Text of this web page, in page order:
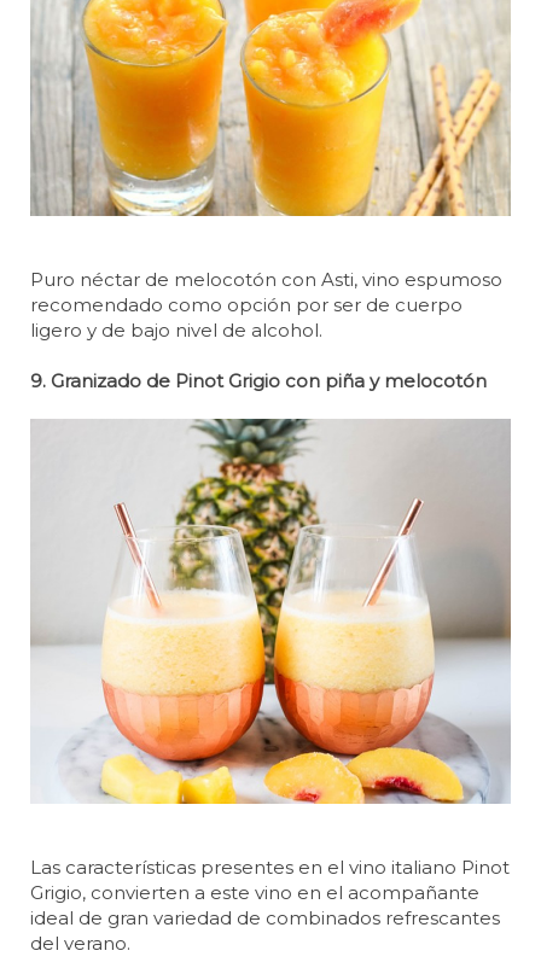
Puro néctar de melocotón con Asti, vino espumoso
recomendado como opción por ser de cuerpo
ligero y de bajo nivel de alcohol.
9. Granizado de Pinot Grigio con piña y melocotón
Las características presentes en el vino italiano Pinot
Grigio, convierten a este vino en el acompañante
ideal de gran variedad de combinados refrescantes
del verano.